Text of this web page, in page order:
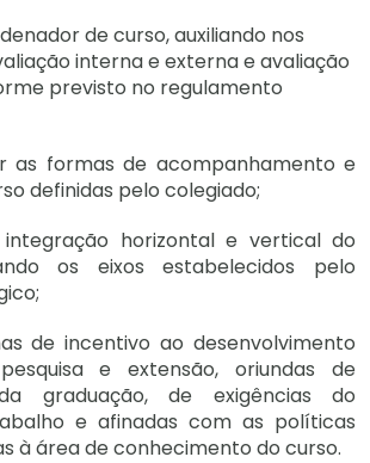
de curso, auxiliando nos
interna e externa e avaliação
previsto no regulamento
as formas de acompanhamento e
definidas pelo colegiado;
horizontal e vertical do
os eixos estabelecidos pelo
de incentivo ao desenvolvimento
e extensão, oriundas de
graduação, de exigências do
e afinadas com as políticas
à área de conhecimento do curso.